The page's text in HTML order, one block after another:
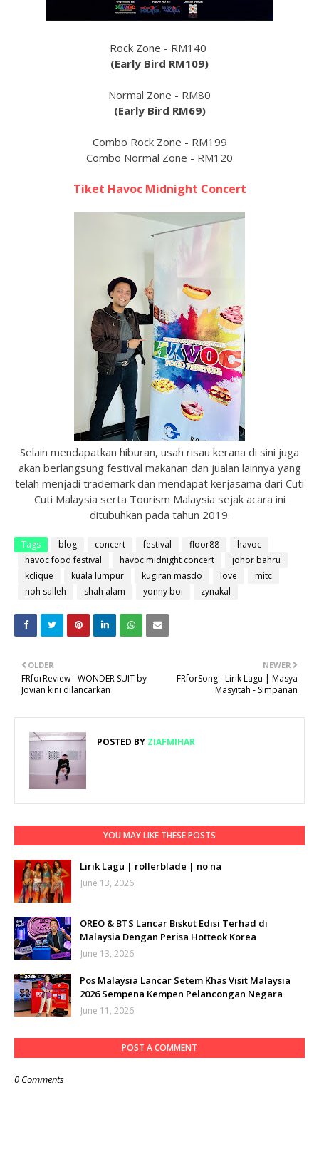
Rock Zone - RM140
(Early Bird RM109)
Normal Zone - RM80
(Early Bird RM69)
Combo Rock Zone - RM199
Combo Normal Zone - RM120
Tiket Havoc Midnight Concert
Selain mendapatkan hiburan, usah risau kerana di sini juga
akan berlangsung festival makanan dan jualan lainnya yang
telah menjadi trademark dan mendapat kerjasama dari Cuti
Cuti Malaysia serta Tourism Malaysia sejak acara ini
ditubuhkan pada tahun 2019.
Tags blog concert festival floor88
havoc
havoc food festival
havoc midnight concert
johor bahru
kclique
kuala lumpur kugiran masdo love
mitc
noh salleh
shah alam yonny boi zynakal
NEWER
FRforSong - Lirik Lagu | Masya
Masyitah - Simpanan
OLDER
FRforReview - WONDER SUIT by
Jovian kini dilancarkan
POSTED BY ZIAFMIHAR
YOU MAY LIKE THESE POSTS
Lirik Lagu | rollerblade | no na
June 13, 2026
OREO & BTS Lancar Biskut Edisi Terhad di
Malaysia Dengan Perisa Hotteok Korea
June 13, 2026
Pos Malaysia Lancar Setem Khas Visit Malaysia
2026 Sempena Kempen Pelancongan Negara
June 11, 2026
POST A COMMENT
0 Comments